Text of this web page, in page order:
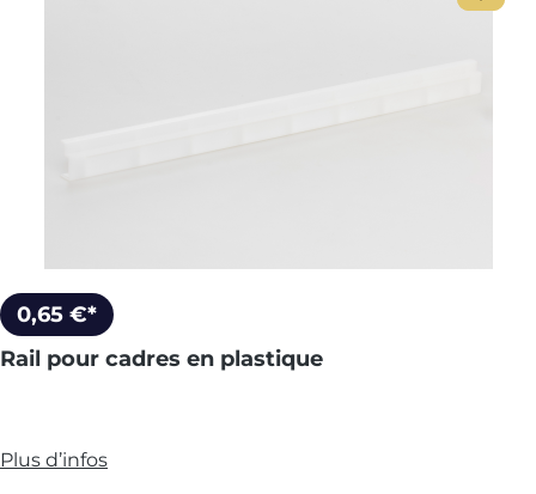
0,65 €*
Rail pour cadres en plastique
Plus d’infos